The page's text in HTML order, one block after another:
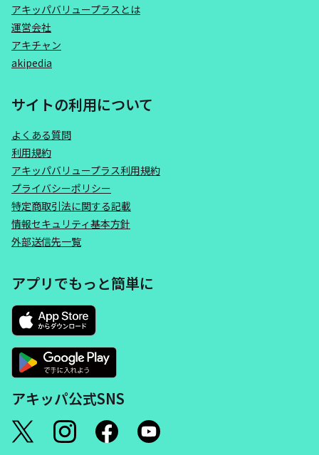
アキッパバリュープラスとは
運営会社
アキチャン
akipedia
サイトの利用について
よくある質問
利用規約
アキッパバリュープラス利用規約
プライバシーポリシー
特定商取引法に関する記載
情報セキュリティ基本方針
外部送信先一覧
アプリでもっと簡単に
アキッパ公式SNS